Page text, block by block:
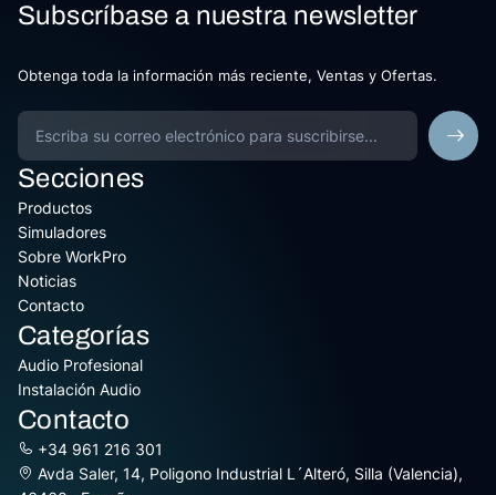
Subscríbase a nuestra newsletter
Obtenga toda la información más reciente, Ventas y Ofertas.
Secciones
Productos
Simuladores
Sobre WorkPro
Noticias
Contacto
Categorías
Audio Profesional
Instalación Audio
Contacto
+34 961 216 301
Avda Saler, 14, Poligono Industrial L´Alteró, Silla (Valencia),